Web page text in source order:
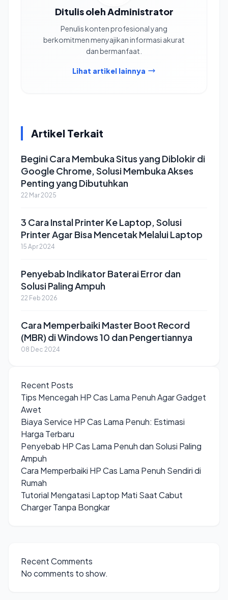
Ditulis oleh Administrator
Penulis konten profesional yang
berkomitmen menyajikan informasi akurat
dan bermanfaat.
Lihat artikel lainnya
Artikel Terkait
Begini Cara Membuka Situs yang Diblokir di
Google Chrome, Solusi Membuka Akses
Penting yang Dibutuhkan
22 Mar 2025
3 Cara Instal Printer Ke Laptop, Solusi
Printer Agar Bisa Mencetak Melalui Laptop
15 Apr 2024
Penyebab Indikator Baterai Error dan
Solusi Paling Ampuh
22 Feb 2026
Cara Memperbaiki Master Boot Record
(MBR) di Windows 10 dan Pengertiannya
08 Dec 2024
Recent Posts
Tips Mencegah HP Cas Lama Penuh Agar Gadget
Awet
Biaya Service HP Cas Lama Penuh: Estimasi
Harga Terbaru
Penyebab HP Cas Lama Penuh dan Solusi Paling
Ampuh
Cara Memperbaiki HP Cas Lama Penuh Sendiri di
Rumah
Tutorial Mengatasi Laptop Mati Saat Cabut
Charger Tanpa Bongkar
Recent Comments
No comments to show.